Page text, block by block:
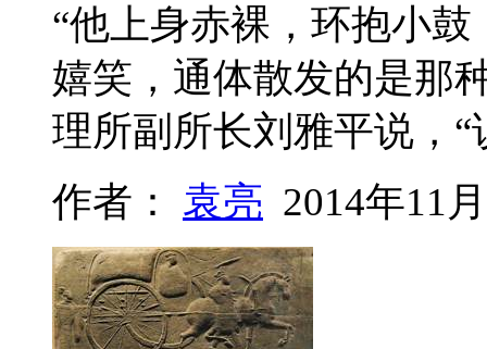
“他上身赤裸，环抱小
嬉笑，通体散发的是那
理所副所长刘雅平说
作者： 袁亮 2014年11